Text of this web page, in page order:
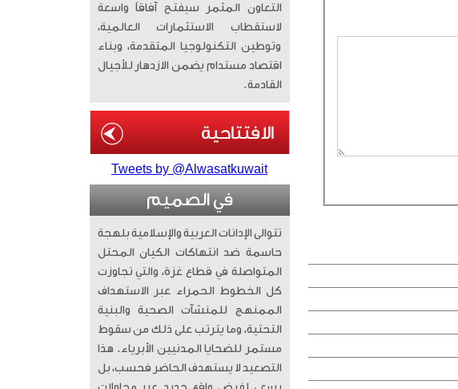
التعاون المثمر سيفتح آفاقاً واسعة
لاستقطاب الاستثمارات العالمية،
وتوطين التكنولوجيا المتقدمة، وبناء
اقتصاد مستدام يضمن الازدهار للأجيال
القادمة.
Tweets by @Alwasatkuwait
في الصميم
تتوالى الإدانات العربية والإسلامية بلهجة
حاسمة ضد انتهاكات الكيان المحتل
المتواصلة في قطاع غزة، والتي تجاوزت
كل الخطوط الحمراء عبر الاستهداف
الممنهج للمنشآت الصحية والبنية
التحتية، وما يترتب على ذلك من سقوط
مستمر للضحايا المدنيين الأبرياء. ​ هذا
التصعيد لا يستهدف الحاضر فحسب، بل